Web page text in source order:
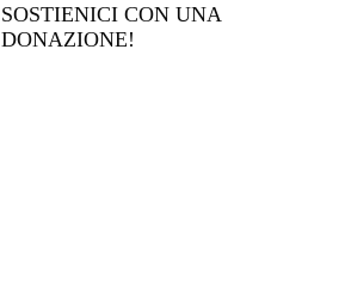
SOSTIENICI CON UNA
DONAZIONE!